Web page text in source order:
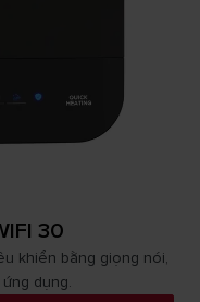
30
khiển bằng giọng nói,
dụng.